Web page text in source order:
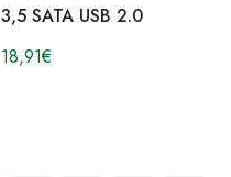
3,5 SATA USB 2.0
18,91€